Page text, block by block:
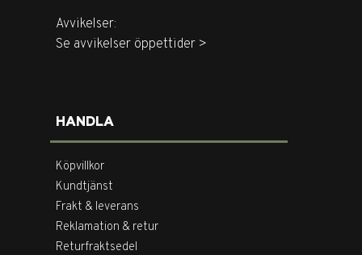
Avvikelser:
Se avvikelser öppettider >
HANDLA
Köpvillkor
Kundtjänst
Frakt & leverans
Reklamation & retur
Returfraktsedel